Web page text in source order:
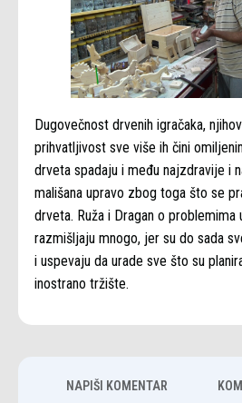
Dugovečnost drvenih igračaka,
prihvatljivost sve više ih čini
drveta spadaju i među najzdravije i
mališana upravo zbog toga što se
drveta. Ruža i Dragan o problemima
razmišljaju mnogo, jer su do sada
i uspevaju da urade sve što su
inostrano tržište.
NAPIŠI KOMENTAR